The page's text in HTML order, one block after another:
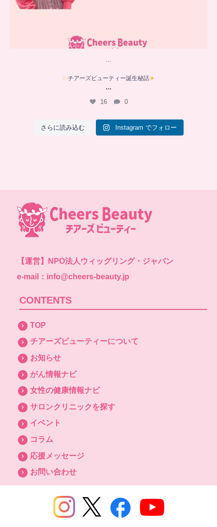
…
チアーズビューティー誕生秘話
...
16 0
さらに読み込む Instagram でフォロー
【運営】
NPO法人ウィッグリング・ジャパン
e-mail：info@cheers-beauty.jp
CONTENTS
TOP
チアーズビューティーについて
お知らせ
がん情報ナビ
女性の健康情報ナビ
サロンクリニックを探す
イベント
コラム
応援メッセージ
お問い合わせ